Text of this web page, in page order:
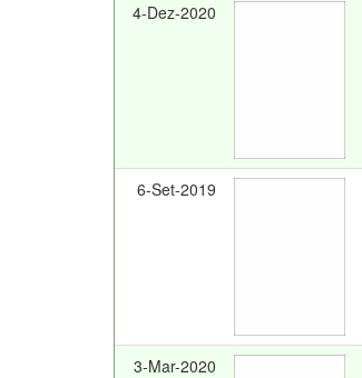
4-Dez-2020
6-Set-2019
3-Mar-2020